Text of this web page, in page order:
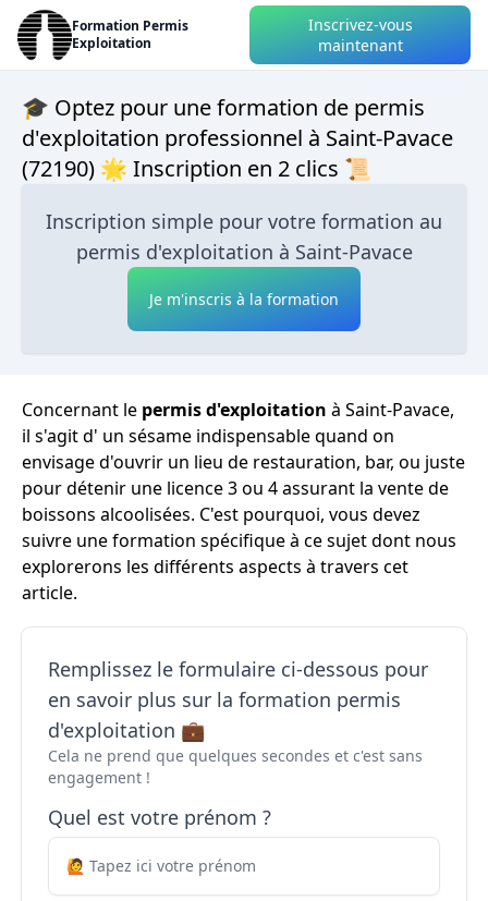
Formation Permis
Exploitation
Inscrivez-vous
maintenant
🎓 Optez pour une formation de permis
d'exploitation professionnel à Saint-Pavace
(72190) 🌟 Inscription en 2 clics 📜
Inscription simple pour votre formation au
permis d'exploitation à Saint-Pavace
Je m'inscris à la formation
Concernant le permis d'exploitation à Saint-Pavace,
il s'agit d' un sésame indispensable quand on
envisage d'ouvrir un lieu de restauration, bar, ou juste
pour détenir une licence 3 ou 4 assurant la vente de
boissons alcoolisées. C'est pourquoi, vous devez
suivre une formation spécifique à ce sujet dont nous
explorerons les différents aspects à travers cet
article.
Remplissez le formulaire ci-dessous pour
en savoir plus sur la formation permis
d'exploitation 💼
Cela ne prend que quelques secondes et c'est sans
engagement !
Quel est votre prénom ?